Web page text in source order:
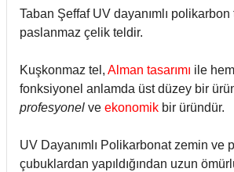
Taban Şeffaf UV dayanımlı polikarbon
paslanmaz çelik teldir.
Kuşkonmaz tel, Alman tasarımı ile
fonksiyonel anlamda üst düzey bir
profesyonel ve ekonomik bir üründür.
UV Dayanımlı Polikarbonat zemin ve
çubuklardan yapıldığından uzun